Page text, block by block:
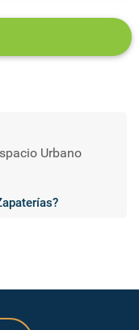
Urbano